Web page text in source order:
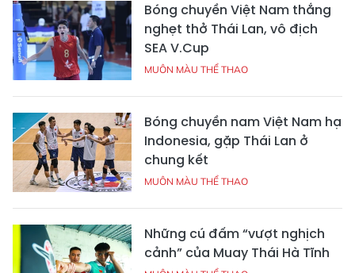
Bóng chuyền Việt Nam thắng
nghẹt thở Thái Lan, vô địch
SEA V.Cup
MUÔN MÀU THỂ THAO
Bóng chuyền nam Việt Nam hạ
Indonesia, gặp Thái Lan ở
chung kết
MUÔN MÀU THỂ THAO
Những cú đấm “vượt nghịch
cảnh” của Muay Thái Hà Tĩnh